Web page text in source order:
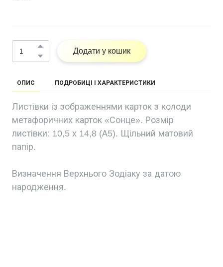
Додати у кошик
ОПИС ПОДРОБИЦІ І ХАРАКТЕРИСТИКИ
Листівки із зображеннями карток з колоди
метафоричних карток «Сонце». Розмір
листівки: 10,5 х 14,8 (А5). Щільний матовий
папір.
Визначення Верхнього Зодіаку за датою
народження.